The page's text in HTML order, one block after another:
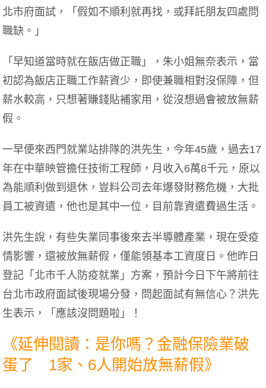
北市府面試，「假如不順利就再找，或拜託朋友四處問
職缺。」
「早知道當時就在飯店做正職」，朱小姐無奈表示，當
初認為飯店正職工作薪資少，即使兼職相對沒保障，但
薪水較高，只想著賺錢貼補家用，從沒想過會被放無薪
假。
一早便來西門就業站排隊的洪先生，今年45歲，過去17
年在中華映管擔任技術工程師，月收入6萬8千元，原以
為能順利做到退休，豈料公司去年爆發財務危機，大批
員工被資遣，他也是其中一位，目前靠資遣費過生活。
洪先生說，有些失業同事後來去半導體產業，現在受疫
情影響，還被放無薪假，僅能領基本工資度日。他昨日
登記「北市千人防疫就業」方案，預計今日下午將前往
台北市政府面試後現場分發，問起面試有無信心？洪先
生表示，「應該沒問題啦」！
《延伸閱讀：是你嗎？金融保險業破
蛋了 1家、6人開始放無薪假》